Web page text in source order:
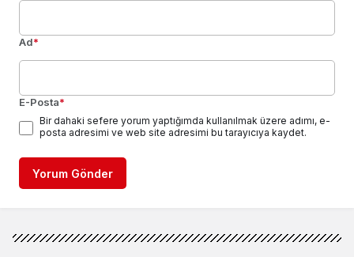
Ad*
E-Posta*
Bir dahaki sefere yorum yaptığımda kullanılmak üzere adımı, e-
posta adresimi ve web site adresimi bu tarayıcıya kaydet.
Yorum Gönder